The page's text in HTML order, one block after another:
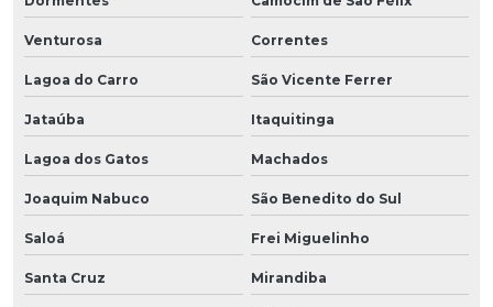
Venturosa Correntes
Lagoa do Carro São Vicente Ferrer
Jataúba Itaquitinga
Lagoa dos Gatos Machados
Joaquim Nabuco São Benedito do Sul
Saloá Frei Miguelinho
Santa Cruz Mirandiba